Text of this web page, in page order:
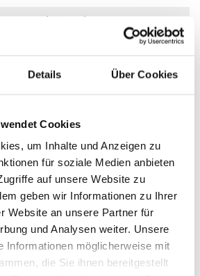
Details Über Cookies
Cookies
um Inhalte und Anzeigen zu
für soziale Medien anbieten
auf unsere Website zu
geben wir Informationen zu Ihrer
Website an unsere Partner für
und Analysen weiter. Unsere
Informationen möglicherweise mit
die Sie ihnen bereitgestellt
und Kupplungssets
3
1
Heizung, Klimaanlage
Keilrippenriemen